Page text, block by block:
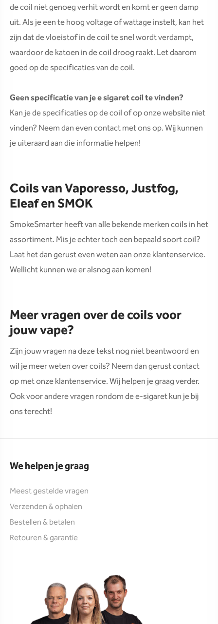
de coil niet genoeg verhit wordt en komt er geen damp
uit. Als je een te hoog voltage of wattage instelt, kan het
zijn dat de vloeistof in de coil te snel wordt verdampt,
waardoor de katoen in de coil droog raakt. Let daarom
goed op de specificaties van de coil.
Geen specificatie van je e sigaret coil te vinden?
Kan je de specificaties op de coil of op onze website niet
vinden? Neem dan even contact met ons op. Wij kunnen
je uiteraard aan die informatie helpen!
Coils van Vaporesso, Justfog,
Eleaf en SMOK
SmokeSmarter heeft van alle bekende merken coils in het
assortiment. Mis je echter toch een bepaald soort coil?
Laat het dan gerust even weten aan onze klantenservice.
Wellicht kunnen we er alsnog aan komen!
Meer vragen over de coils voor
jouw vape?
Zijn jouw vragen na deze tekst nog niet beantwoord en
wil je meer weten over coils? Neem dan gerust contact
op met onze klantenservice. Wij helpen je graag verder.
Ook voor andere vragen rondom de e-sigaret kun je bij
ons terecht!
We helpen je graag
Meest gestelde vragen
Verzenden & ophalen
Bestellen & betalen
Retouren & garantie